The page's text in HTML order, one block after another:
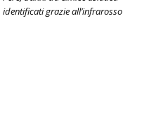
identificati grazie all’infrarosso